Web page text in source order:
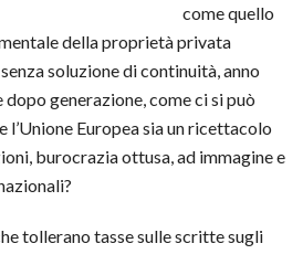
come quello
della proprietà privata
soluzione di continuità, anno
generazione, come ci si può
l’Unione Europea sia un ricettacolo
burocrazia ottusa, ad immagine e
tollerano tasse sulle scritte sugli